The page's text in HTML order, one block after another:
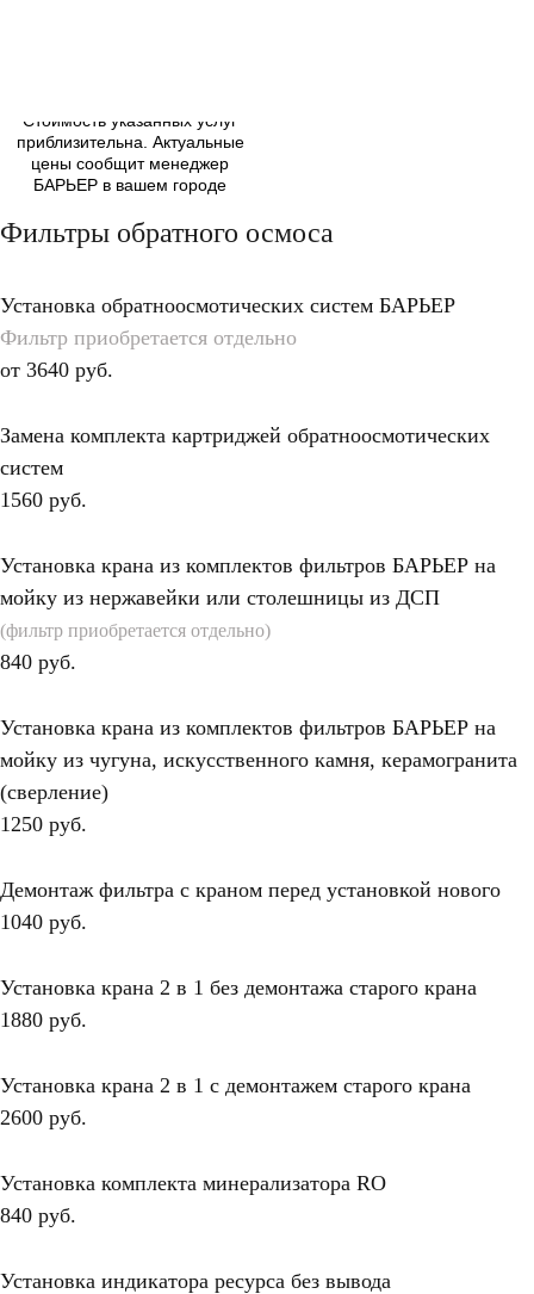
Стоимость указанных услуг
приблизительна. Актуальные
цены сообщит менеджер
БАРЬЕР в вашем городе
Фильтры Эксперт/Актив
Магистральные фильтры
Другое
Фильтры обратного осмоса
Установка обратноосмотических систем БАРЬЕР
Фильтр приобретается отдельно
от 3640 руб.
Замена комплекта картриджей обратноосмотических
систем
1560 руб.
Установка крана из комплектов фильтров БАРЬЕР на
мойку из нержавейки или столешницы из ДСП
(фильтр приобретается отдельно)
840 руб.
Установка крана из комплектов фильтров БАРЬЕР на
мойку из чугуна, искусственного камня, керамогранита
(сверление)
1250 руб.
Демонтаж фильтра с краном перед установкой нового
1040 руб.
Установка крана 2 в 1 без демонтажа старого крана
1880 руб.
Установка крана 2 в 1 с демонтажем старого крана
2600 руб.
Установка комплекта минерализатора RO
840 руб.
Установка индикатора ресурса без вывода